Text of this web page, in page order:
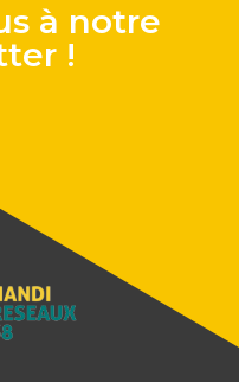
à notre
!